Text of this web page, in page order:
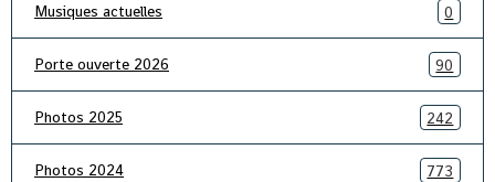
Musiques actuelles 0
Porte ouverte 2026 90
Photos 2025 242
Photos 2024 773